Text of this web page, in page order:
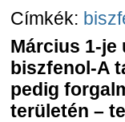
Címkék:
Március 1-je
biszfenol-A
pedig
területén –